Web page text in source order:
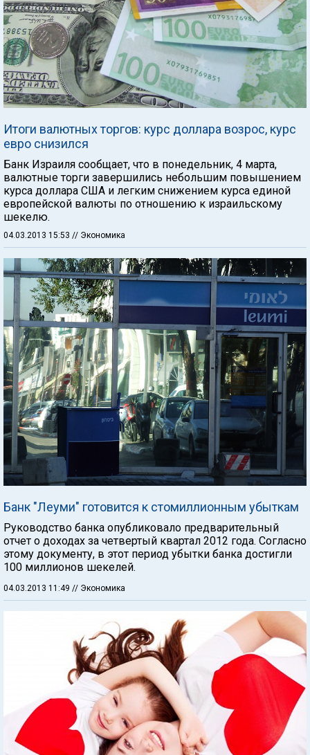
Итоги валютных торгов: курс доллара возрос, курс
евро снизился
Банк Израиля сообщает, что в понедельник, 4 марта,
валютные торги завершились небольшим повышением
курса доллара США и легким снижением курса единой
европейской валюты по отношению к израильскому
шекелю.
04.03.2013 15:53 // Экономика
Банк "Леуми" готовится к стомиллионным убыткам
Руководство банка опубликовало предварительный
отчет о доходах за четвертый квартал 2012 года. Согласно
этому документу, в этот период убытки банка достигли
100 миллионов шекелей.
04.03.2013 11:49 // Экономика